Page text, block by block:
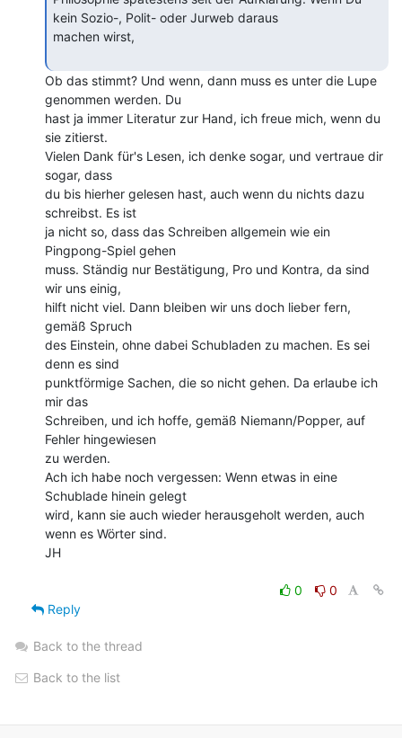
kein Sozio-, Polit- oder Jurweb daraus
machen wirst,
Ob das stimmt? Und wenn, dann muss es unter die Lupe
genommen werden. Du
hast ja immer Literatur zur Hand, ich freue mich, wenn du
sie zitierst.
Vielen Dank für's Lesen, ich denke sogar, und vertraue dir
sogar, dass
du bis hierher gelesen hast, auch wenn du nichts dazu
schreibst. Es ist
ja nicht so, dass das Schreiben allgemein wie ein
Pingpong-Spiel gehen
muss. Ständig nur Bestätigung, Pro und Kontra, da sind
wir uns einig,
hilft nicht viel. Dann bleiben wir uns doch lieber fern,
gemäß Spruch
des Einstein, ohne dabei Schubladen zu machen. Es sei
denn es sind
punktförmige Sachen, die so nicht gehen. Da erlaube ich
mir das
Schreiben, und ich hoffe, gemäß Niemann/Popper, auf
Fehler hingewiesen
zu werden.
Ach ich habe noch vergessen: Wenn etwas in eine
Schublade hinein gelegt
wird, kann sie auch wieder herausgeholt werden, auch
wenn es Wörter sind.
JH
0
0
Reply
Back to the thread
Back to the list